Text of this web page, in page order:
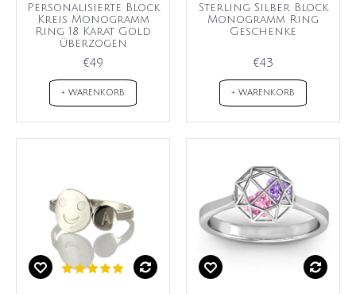
Personalisierte Block
Kreis Monogramm
Ring 18 Karat Gold
überzogen
€49
+ WARENKORB
Sterling Silber Block
Monogramm Ring
Geschenke
€43
+ WARENKORB